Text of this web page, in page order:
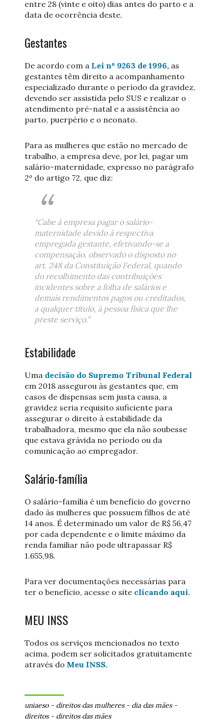
entre 28 (vinte e oito) dias antes do parto e a
data de ocorrência deste.
Gestantes
De acordo com a Lei nº 9263 de 1996, as
gestantes têm direito a acompanhamento
especializado durante o período da gravidez,
devendo ser assistida pelo SUS e realizar o
atendimento pré-natal e a assistência ao
parto, puerpério e o neonato.
Para as mulheres que estão no mercado de
trabalho, a empresa deve, por lei, pagar um
salário-maternidade, expresso no parágrafo
2º do artigo 72, que diz:
“Cabe à empresa pagar o salário-
maternidade devido à respectiva
empregada gestante, efetivando-se a
compensação, observado o disposto no
art. 248 da Constituição Federal, quando
do recolhimento das contribuições
incidentes sobre a folha de salários e
demais rendimentos pagos ou creditados,
a qualquer título, à pessoa física que lhe
preste serviço.”
Estabilidade
Uma decisão do Supremo Tribunal Federal
em 2018 assegurou às gestantes que, em
casos de dispensas sem justa causa, a
gravidez seria requisito suficiente para
assegurar o direito à estabilidade da
trabalhadora, mesmo que ela não soubesse
que estava grávida no período ou da
comunicação ao empregador.
Salário-família
O salário-família é um benefício do governo
dado às mulheres que possuem filhos de até
14 anos. É determinado um valor de R$ 56,47
por cada dependente e o limite máximo da
renda familiar não pode ultrapassar R$
1.655,98.
Para ver documentações necessárias para
ter o benefício, acesse o site clicando aqui.
MEU INSS
Todos os serviços mencionados no texto
acima, podem ser solicitados gratuitamente
através do Meu INSS.
uniaeso- direitos das mulheres- dia das mães-
direitos- direitos das mães